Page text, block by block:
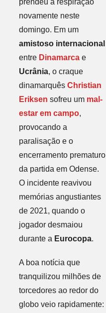
prendeu a respiração
novamente neste
domingo. Em um
amistoso internacional
entre Dinamarcae
Ucrânia, o craque
dinamarquês Christian
Eriksen sofreu um mal-
estar em campo,
provocando a
paralisação e o
encerramento prematuro
da partida em Odense.
O incidente reavivou
memórias angustiantes
de 2021, quando o
jogador desmaiou
durante a Eurocopa.
A boa notícia que
tranquilizou milhões de
torcedores ao redor do
globo veio rapidamente: